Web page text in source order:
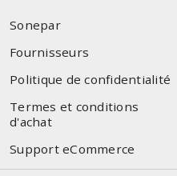
Sonepar
Fournisseurs
Politique de confidentialité
Termes et conditions
d'achat
Support eCommerce